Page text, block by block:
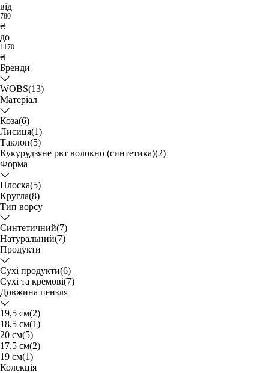
від
780
₴
до
1170
₴
Бренди
WOBS(13)
Матеріал
Коза(6)
Лисиця(1)
Таклон(5)
Кукурудзяне рвт волокно (синтетика)(2)
Форма
Плоска(5)
Кругла(8)
Тип ворсу
Синтетичний(7)
Натуральний(7)
Продукти
Сухі продукти(6)
Сухі та кремові(7)
Довжина пензля
19,5 см(2)
18,5 см(1)
20 см(5)
17,5 см(2)
19 см(1)
Колекція